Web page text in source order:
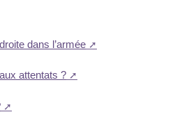
dans l’armée
attentats ?